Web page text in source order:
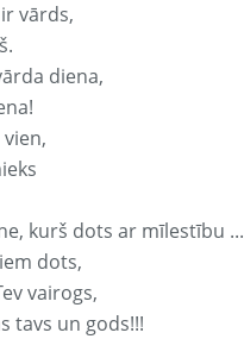
vārds,
diena,
kurš dots ar mīlestību ...
dots,
vairogs,
tavs un gods!!!